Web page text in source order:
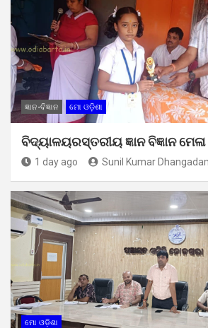
ଜ୍ଞାନ-ବିଜ୍ଞାନ ମୋ ଓଡ଼ିଶା
ବିଦ୍ୟାଳୟରସ୍ତରୀୟ ଜ୍ଞାନ ବିଜ୍ଞାନ ମେଳା
1 day ago Sunil Kumar
ମୋ ଓଡ଼ିଶା